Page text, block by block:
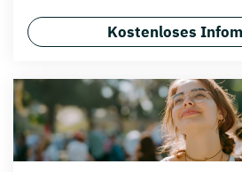
Kostenloses